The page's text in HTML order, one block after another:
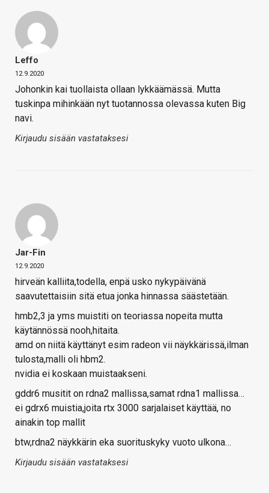
Leffo
12.9.2020
Johonkin kai tuollaista ollaan lykkäämässä. Mutta
tuskinpa mihinkään nyt tuotannossa olevassa kuten Big
navi.
Kirjaudu sisään vastataksesi
Jar-Fin
12.9.2020
hirveän kalliita,todella, enpä usko nykypäivänä
saavutettaisiin sitä etua jonka hinnassa säästetään.
hmb2,3 ja yms muistiti on teoriassa nopeita mutta
käytännössä nooh,hitaita.
amd on niitä käyttänyt esim radeon vii näykkärissä,ilman
tulosta,malli oli hbm2.
nvidia ei koskaan muistaakseni.
gddr6 musitit on rdna2 mallissa,samat rdna1 mallissa…
ei gdrx6 muistia,joita rtx 3000 sarjalaiset käyttää, no
ainakin top mallit
btw,rdna2 näykkärin eka suorituskyky vuoto ulkona…
Kirjaudu sisään vastataksesi